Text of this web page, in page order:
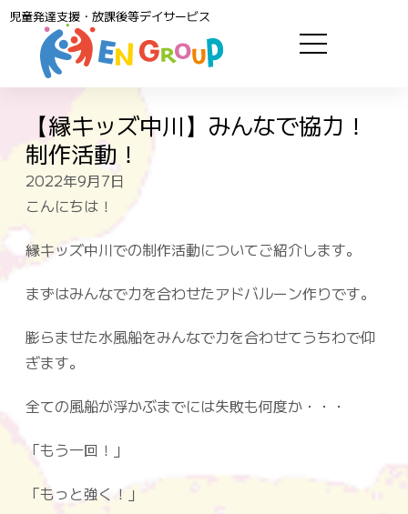
児童発達支援・放課後等デイサービス
【縁キッズ中川】みんなで協力！
制作活動！
2022年9月7日
こんにちは！
縁キッズ中川での制作活動についてご紹介します。
まずはみんなで力を合わせたアドバルーン作りです。
膨らませた水風船をみんなで力を合わせてうちわで仰
ぎます。
全ての風船が浮かぶまでには失敗も何度か・・・
「もう一回！」
「もっと強く！」